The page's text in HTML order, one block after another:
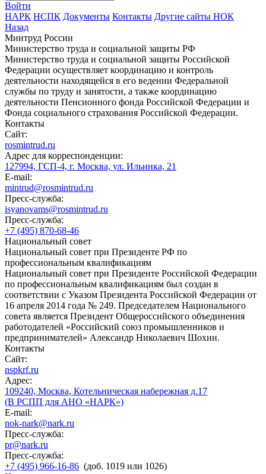
Войти
НАРК НСПК Документы Контакты Другие сайты НОК
Назад
Минтруд России
Министерство труда и социальной защиты РФ
Министерство труда и социальной защиты Российской
Федерации осуществляет координацию и контроль
деятельности находящейся в его ведении Федеральной
службы по труду и занятости, а также координацию
деятельности Пенсионного фонда Российской Федерации и
Фонда социального страхования Российской Федерации.
Контакты
Сайт:
rosmintrud.ru
Адрес для корреспонденции:
127994, ГСП-4, г. Москва, ул. Ильинка, 21
E-mail:
mintrud@rosmintrud.ru
Пресс-служба:
isyanovams@rosmintrud.ru
Пресс-служба:
+7 (495) 870-68-46
Национальный совет
Национальный совет при Президенте РФ по
профессиональным квалификациям
Национальный совет при Президенте Российской Федерации
по профессиональным квалификациям был создан в
соответствии с Указом Президента Российской Федерации от
16 апреля 2014 года № 249. Председателем Национального
совета является Президент Общероссийского объединения
работодателей «Российский союз промышленников и
предпринимателей» Александр Николаевич Шохин.
Контакты
Сайт:
nspkrf.ru
Адрес:
109240, Москва, Котельническая набережная д.17
(В РСПП для АНО «НАРК»)
E-mail:
nok-nark@nark.ru
Пресс-служба:
pr@nark.ru
Пресс-служба:
+7 (495) 966-16-86 (доб. 1019 или 1026)